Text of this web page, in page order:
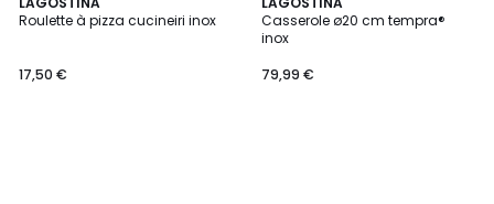
Roulette à pizza cucineiri inox
17,50 €
Casserole ø20 cm tempra®
inox
79,99 €